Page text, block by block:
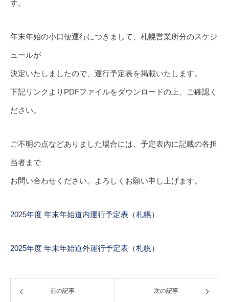
お問い合わせ
運輸安全マネジメント
運送約款
す。
年末年始の小口便運行につきまして、札幌営業所分のスケジ
ュールが
決定いたしましたので、運行予定表を掲載いたします。
下記リンクよりPDFファイルをダウンロードの上、ご確認く
ださい。
ご不明の点などありました場合には、予定表内に記載の各担
当者まで
お問い合わせください。よろしくお願い申し上げます。
2025年度 年末年始道内運行予定表（札幌）
2025年度 年末年始道外運行予定表（札幌）
前の記事 次の記事